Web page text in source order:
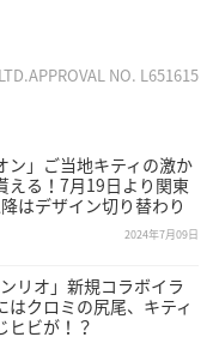
NO. L651615
ン」ご当地キティの激か
える！7月19日より関東
はデザイン切り替わり
2024年7月09日
リオ」新規コラボイラ
はクロミの尻尾、キティ
ヒビが！？